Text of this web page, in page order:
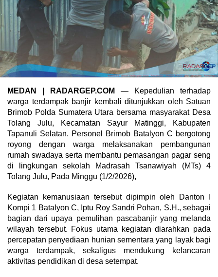
MEDAN | RADARGEP.COM
— Kepedulian terhadap
warga terdampak banjir kembali ditunjukkan oleh Satuan
Brimob Polda Sumatera Utara bersama masyarakat Desa
Tolang Julu, Kecamatan Sayur Matinggi, Kabupaten
Tapanuli Selatan. Personel Brimob Batalyon C bergotong
royong dengan warga melaksanakan pembangunan
rumah swadaya serta membantu pemasangan pagar seng
di lingkungan sekolah Madrasah Tsanawiyah (MTs) 4
Tolang Julu, Pada Minggu (1/2/2026),
Kegiatan kemanusiaan tersebut dipimpin oleh Danton I
Kompi 1 Batalyon C, Iptu Roy Sandri Pohan, S.H., sebagai
bagian dari upaya pemulihan pascabanjir yang melanda
wilayah tersebut. Fokus utama kegiatan diarahkan pada
percepatan penyediaan hunian sementara yang layak bagi
warga terdampak, sekaligus mendukung kelancaran
aktivitas pendidikan di desa setempat.